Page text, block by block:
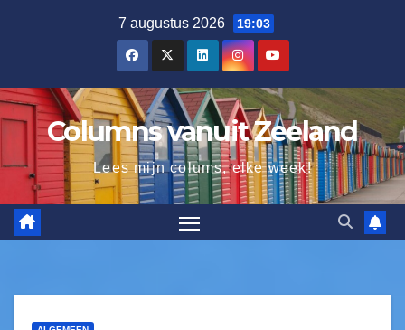
7 augustus 2026 19:03
Columns vanuit Zeeland
Lees mijn colums, elke week!